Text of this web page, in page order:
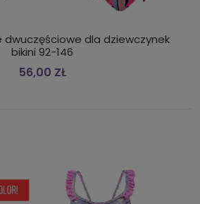
dwuczęściowe dla dziewczynek
bikini 92-146
56,00 ZŁ